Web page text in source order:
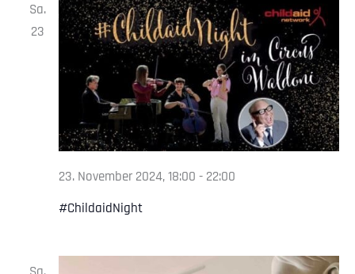
Sa.
23
#ChildaidNight
23. November 2024, 18:00 - 22:00